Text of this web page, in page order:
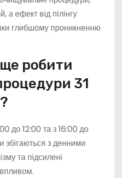
а ефект від пілінгу
глибшому проникненню
робити
31
до 12:00 та з 16:00 до
збігаються з денними
та підсилені